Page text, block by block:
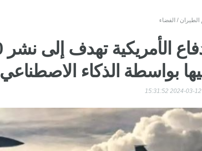
/ الفضاء
بواسطة الذكاء الاصطناعي